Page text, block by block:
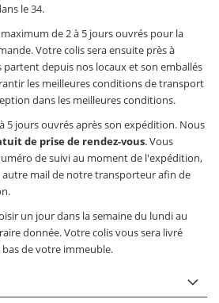
le 34.
de 2 à 5 jours ouvrés pour la
Votre colis sera ensuite près à
partent depuis nos locaux et son emballés
les meilleures conditions de transport
dans les meilleures conditions.
5 jours ouvrés après son expédition. Nous
de prise de rendez-vous. Vous
de suivi au moment de l'expédition,
autre mail de notre transporteur afin de
un jour dans la semaine du lundi au
donnée. Votre colis vous sera livré
de votre immeuble.